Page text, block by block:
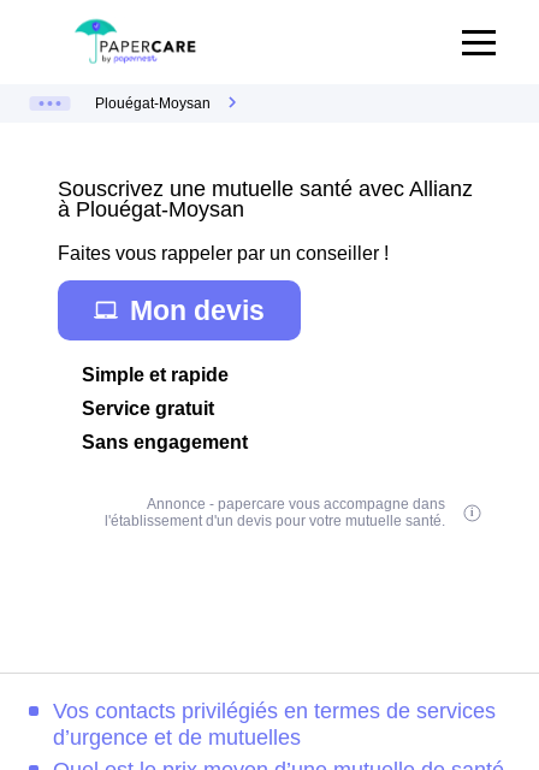
Plouégat-Moysan
Souscrivez une mutuelle santé avec Allianz
à Plouégat-Moysan
Faites vous rappeler par un conseiller !
Mon devis
Simple et rapide
Service gratuit
Sans engagement
Annonce - papercare vous accompagne dans
l'établissement d'un devis pour votre mutuelle santé.
Vos contacts privilégiés en termes de services
d’urgence et de mutuelles